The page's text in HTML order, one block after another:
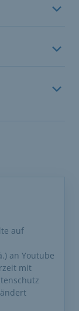
auf
an Youtube
mit